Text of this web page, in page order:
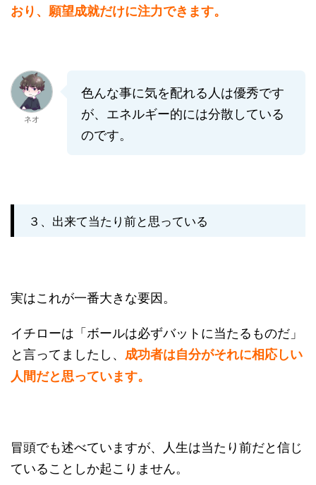
おり、願望成就だけに注力できます。
ネオ
色んな事に気を配れる人は優秀です
が、エネルギー的には分散している
のです。
３、出来て当たり前と思っている
実はこれが一番大きな要因。
イチローは「ボールは必ずバットに当たるものだ」
と言ってましたし、 成功者は自分がそれに相応しい
人間だと思っています。
冒頭でも述べていますが、人生は当たり前だと信じ
ていることしか起こりません。